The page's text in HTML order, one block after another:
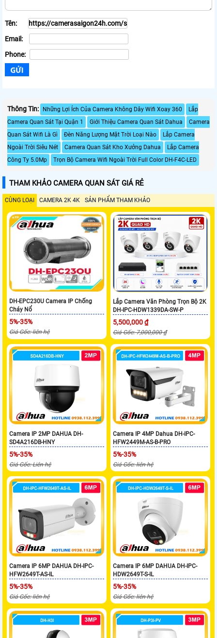
Tên:
Email:
Phone:
Thông Tin: Những Lợi Ích Của Camera Không Dây Wifi Xoay 360
Lắp
Camera Quan Sát Tại Quận 1
Giới Thiệu Camera Quan Sát Dahua
Camera
Quan Sát Wifi Là Gì
Đèn Năng Lượng Mặt Trời Loại Nào
Lắp Camera
Ngoài Trời Siêu Nét
Camera Quan Sát Kho Xưởng Dahua
Lắp Camera
Công Ty 5.0Mp
Trọn Bộ Camera Wifi Ngoài Trời Full Color DH-F4C-LED
THAM KHẢO CAMERA QUAN SÁT GIÁ RẺ
CÙNG LOẠI CAMERA 2K 4K SẢN PHẨM THAM KHẢO
DH-EPC230U Camera IP Chống
Cháy Nổ
5%-35%
Giá Gốc: liên hệ
Lắp Camera Văn Phòng Trọn Bộ 2K
DH-IPC-HDW1339DA-SW-P
5,500,000 ₫
Giá Gốc: 7,000,000 ₫
Camera IP 2MP DAHUA DH-
SD4A216DB-HNY
5%-35%
Giá Gốc: Liên hệ
Camera IP 4MP Dahua DH-IPC-
HFW2449M-AS-B-PRO
5%-35%
Giá Gốc: liên hệ
Camera IP 6MP DAHUA DH-IPC-
HFW2649T-AS-IL
5%-35%
Giá Gốc: liên hệ
Camera IP 6MP DAHUA DH-IPC-
HDW2649T-S-IL
5%-35%
Giá Gốc: liên hệ